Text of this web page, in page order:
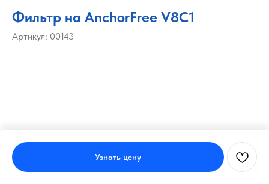
Фильтр на AnchorFree V8C1
Артикул: 00143
Узнать цену